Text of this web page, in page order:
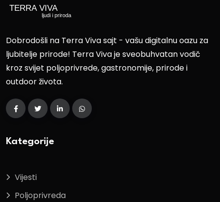
Dobrodošli na Terra Viva sajt - vašu digitalnu oazu za
ljubitelje prirode! Terra Viva je sveobuhvatan vodič
kroz svijet poljoprivrede, gastronomije, prirode i
outdoor života.
Kategorije
Vijesti
Poljoprivreda